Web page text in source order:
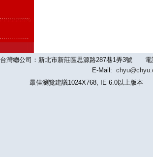
台灣總公司：新北市新莊區思源路287巷1弄3號
E-Mail:
最佳瀏覽建議1024X768, IE 6.0以上版本